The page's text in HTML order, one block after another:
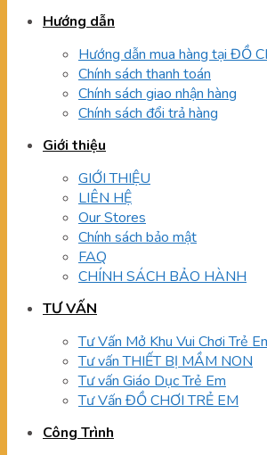
Hướng dẫn
Hướng dẫn mua hàng tại ĐỒ
Chính sách thanh toán
Chính sách giao nhận hàng
Chính sách đổi trả hàng
Giới thiệu
GIỚI THIỆU
LIÊN HỆ
Our Stores
Chính sách bảo mật
FAQ
CHÍNH SÁCH BẢO HÀNH
TƯ VẤN
Tư Vấn Mở Khu Vui Chơi Trẻ
Tư vấn THIẾT BỊ MẦM NON
Tư vấn Giáo Dục Trẻ Em
Tư Vấn ĐỒ CHƠI TRẺ EM
Công Trình